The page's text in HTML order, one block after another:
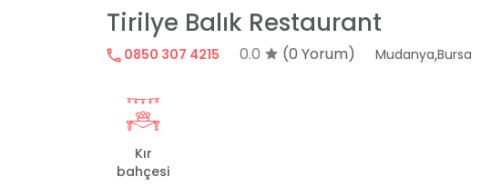
Tirilye Balık Restaurant
0850 307 4215 0.0 (0 Yorum) Mudanya,Bursa
Kır
bahçesi